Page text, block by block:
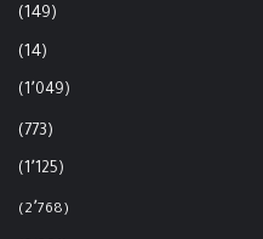
(149)
(14)
(1٬049)
(773)
(1٬125)
(2٬768)